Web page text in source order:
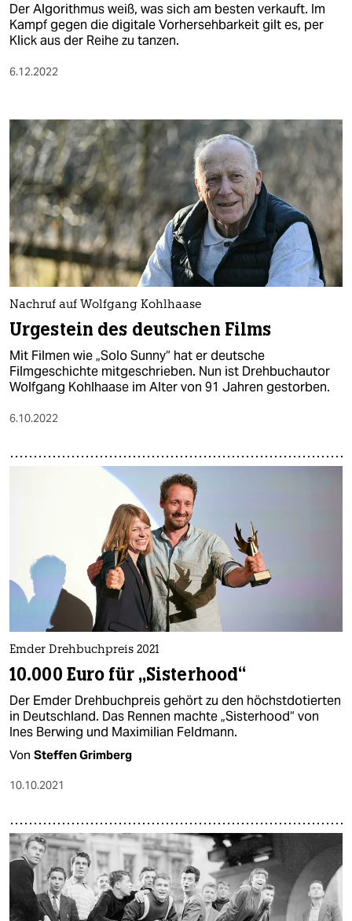
Der Algorithmus weiß, was sich am besten verkauft. Im
Kampf gegen die digitale Vorhersehbarkeit gilt es, per
Klick aus der Reihe zu tanzen.
6.12.2022
Nachruf auf Wolfgang Kohlhaase
Urgestein des deutschen Films
Mit Filmen wie „Solo Sunny“ hat er deutsche
Filmgeschichte mitgeschrieben. Nun ist Drehbuchautor
Wolfgang Kohlhaase im Alter von 91 Jahren gestorben.
6.10.2022
Emder Drehbuchpreis 2021
10.000 Euro für „Sisterhood“
Der Emder Drehbuchpreis gehört zu den höchstdotierten
in Deutschland. Das Rennen machte „Sisterhood“ von
Ines Berwing und Maximilian Feldmann.
Von Steffen Grimberg
10.10.2021